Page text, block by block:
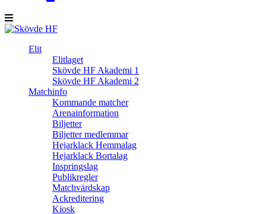
Elit
Elitlaget
Skövde HF Akademi 1
Skövde HF Akademi 2
Matchinfo
Kommande matcher
Arenainformation
Biljetter
Biljetter medlemmar
Hejarklack Hemmalag
Hejarklack Bortalag
Inspringslag
Publikregler
Matchvärdskap
Ackreditering
Kiosk